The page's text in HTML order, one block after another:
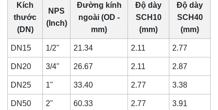
Kích
thước
(DN)
NPS
(Inch)
Đường kính
ngoài (OD -
mm)
Độ dày
SCH10
(mm)
Độ dày
SCH40
(mm)
DN15 1/2" 21.34 2.11 2.77
DN20 3/4" 26.67 2.11 2.87
DN25 1" 33.40 2.77 3.38
DN50 2" 60.33 2.77 3.91